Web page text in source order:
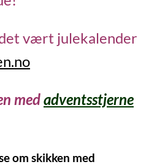
vært julekalender
medadventsstjerne
om skikken med